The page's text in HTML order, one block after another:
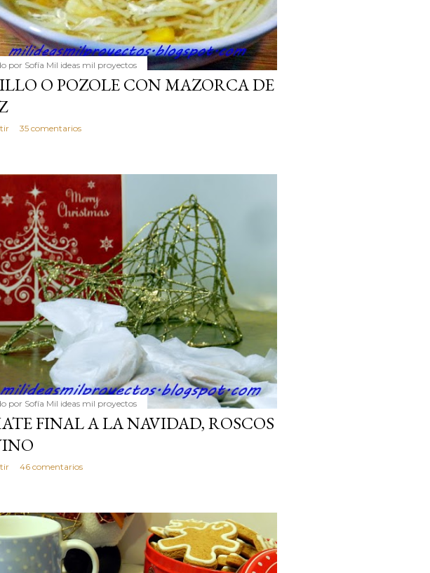
por Sofía Mil ideas mil proyectos
O POZOLE CON MAZORCA DE
35 comentarios
por Sofía Mil ideas mil proyectos
FINAL A LA NAVIDAD, ROSCOS
46 comentarios